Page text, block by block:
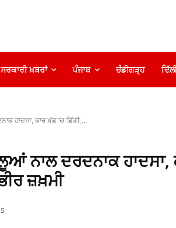
ਸਰਕਾਰੀ ਖ਼ਬਰਾਂ ਪੰਜਾਬ ਚੰਡੀਗੜ੍ਹ
ਹਾਦਸਾ, ਕਾਰ ਖੱਡ ’ਚ ਡਿੱਗੀ;...
ਨਾਲ ਦਰਦਨਾਕ ਹਾਦਸਾ,
ਜ਼ਖ਼ਮੀ